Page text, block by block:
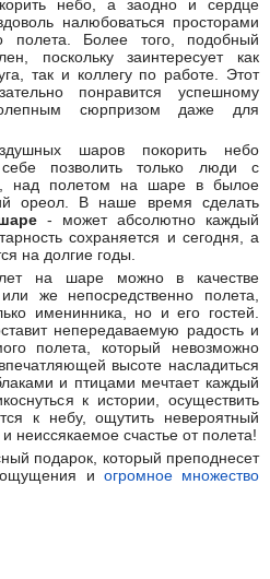
небо, а заодно и сердце
налюбоваться просторами
полета. Более того, подобный
поскольку заинтересует как
так и коллегу по работе. Этот
понравится успешному
сюрпризом даже для
шаров покорить небо
позволить только люди с
над полетом на шаре в былое
ореол. В наше время сделать
- может абсолютно каждый
сохраняется и сегодня, а
на долгие годы.
на шаре можно в качестве
же непосредственно полета,
именинника, но и его гостей.
непередаваемую радость и
полета, который невозможно
высоте насладиться
и птицами мечтает каждый
к истории, осуществить
к небу, ощутить невероятный
неиссякаемое счастье от полета!
подарок, который преподнесет
ощущения и огромное множество